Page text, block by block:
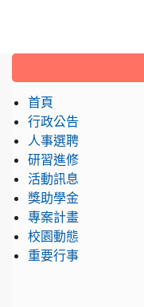
:::
首頁
行政公告
人事選聘
研習進修
活動訊息
獎助學金
專案計畫
校園動態
重要行事